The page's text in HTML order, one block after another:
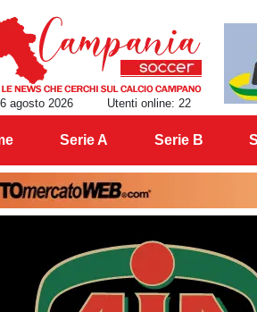
agosto 2026 Utenti online: 22
Serie A Serie B